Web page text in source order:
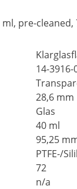
ml, pre-cleaned,
14-3916-
28,6 mm
Glas
40 ml
95,25
PTFE-/
72
n/a